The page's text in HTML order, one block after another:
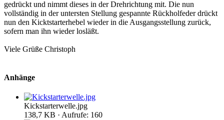
gedrückt und nimmt dieses in der Drehrichtung mit. Die nun
vollständig in der untersten Stellung gespannte Rückholfeder drückt
nun den Kicktstarterhebel wieder in die Ausgangsstellung zurück,
sofern man ihn wieder losläßt.
Viele Grüße Christoph
Anhänge
Kickstarterwelle.jpg
138,7 KB · Aufrufe: 160